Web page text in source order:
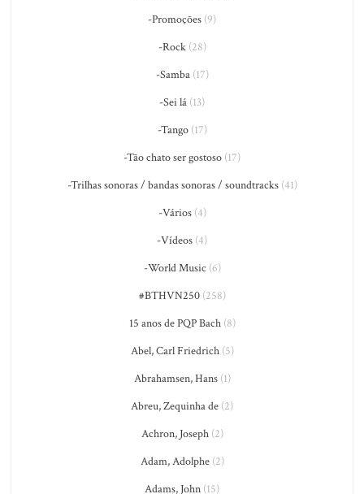
-Promoções (9)
-Rock(28)
-Samba(17)
-Sei lá (13)
-Tango(17)
-Tão chato ser gostoso (17)
-Trilhas sonoras / bandas sonoras / soundtracks(41)
-Vários(4)
-Vídeos (4)
-World Music (6)
#BTHVN250(258)
15 anos de PQP Bach(8)
Abel, Carl Friedrich(5)
Abrahamsen, Hans(1)
Abreu, Zequinha de (2)
Achron, Joseph(2)
Adam, Adolphe(2)
Adams, John (15)